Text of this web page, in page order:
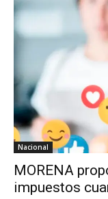
Nacional
MORENA
impuestos